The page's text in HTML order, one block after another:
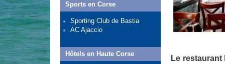
Le
Sports en Corse
Sporting Club de Bastia
AC Ajaccio
Hôtels en Haute Corse